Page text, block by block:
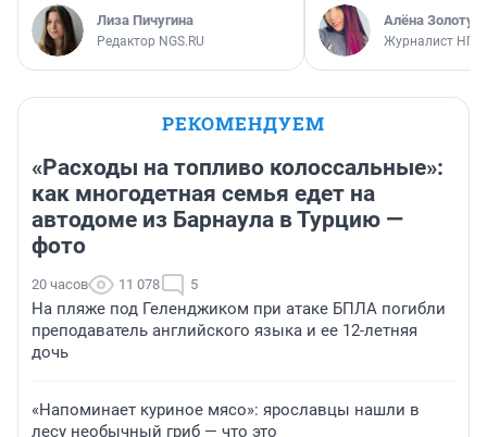
Лиза Пичугина
Редактор NGS.RU
Алёна
Журналист НГС
РЕКОМЕНДУЕМ
«Расходы на топливо колоссальные»:
как многодетная семья едет на
автодоме из Барнаула в Турцию —
фото
20 часов 11 078 5
На пляже под Геленджиком при атаке БПЛА погибли
преподаватель английского языка и ее 12-летняя
дочь
«Напоминает куриное мясо»: ярославцы нашли в
лесу необычный гриб — что это